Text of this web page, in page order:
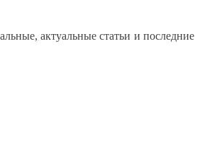
актуальные статьи и последние